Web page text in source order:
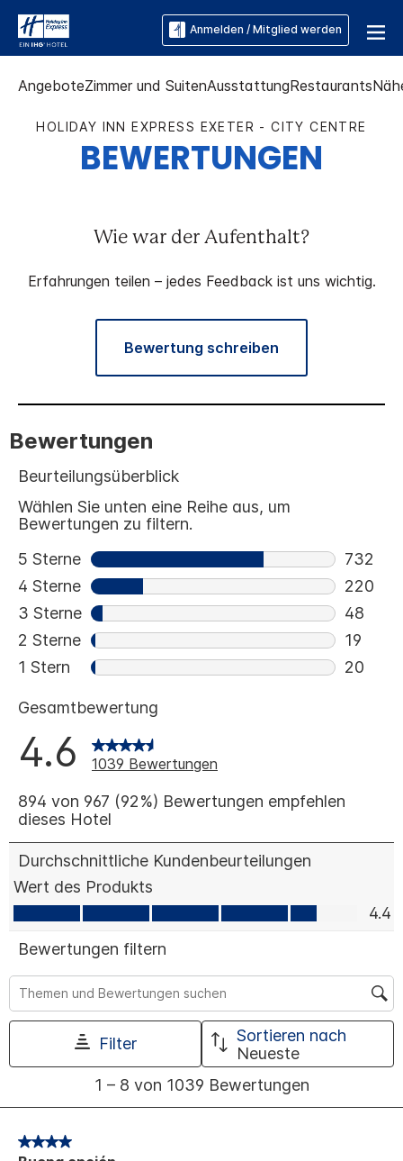
Anmelden / Mitglied werden
AngeboteZimmer und SuitenAusstattungRestaurants
HOLIDAY INN EXPRESS EXETER - CITY CENTRE
BEWERTUNGEN
Wie war der Aufenthalt?
Erfahrungen teilen – jedes Feedback ist uns wichtig.
Bewertung schreiben